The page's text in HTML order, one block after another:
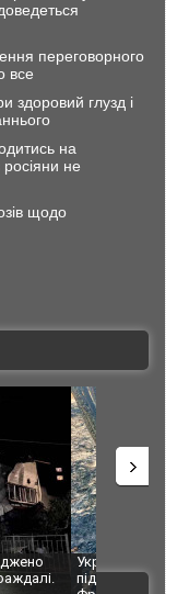
переговорного
все
здоровий глузд і
на
не
щодо
козуленя
пожежі у
СБУ за
Болгарії